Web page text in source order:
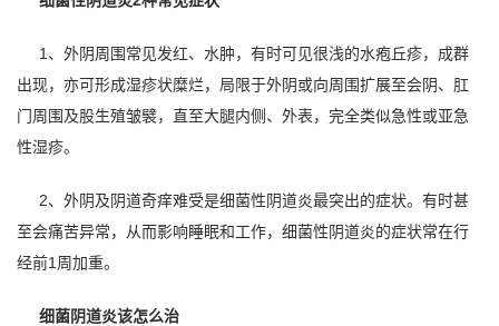
1、外阴周围常见发红、水肿，有时可见很浅的水疱丘疹，成群
出现，亦可形成湿疹状糜烂，局限于外阴或向周围扩展至会阴、肛
门周围及股生殖皱襞，直至大腿内侧、外表，完全类似急性或亚急
性湿疹。
2、外阴及阴道奇痒难受是细菌性阴道炎最突出的症状。有时甚
至会痛苦异常，从而影响睡眠和工作，细菌性阴道炎的症状常在行
经前1周加重。
细菌阴道炎该怎么治